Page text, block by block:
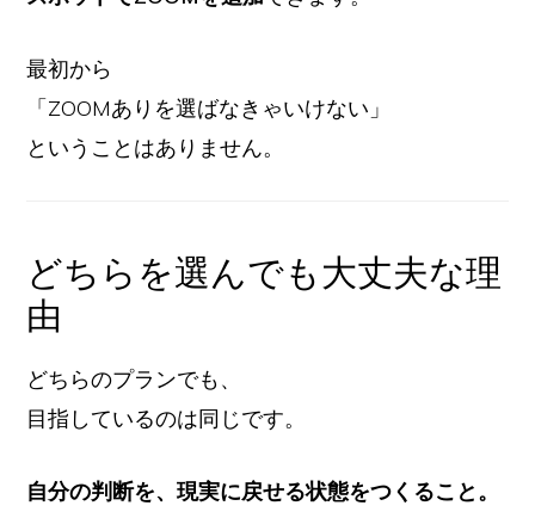
最初から
「ZOOMありを選ばなきゃいけない」
ということはありません。
どちらを選んでも大丈夫な理
由
どちらのプランでも、
目指しているのは同じです。
自分の判断を、現実に戻せる状態をつくること。